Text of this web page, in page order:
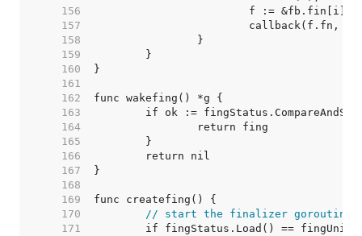
   156
   157
   158
   159
   160
   161
   162
   163
   164
   165
   166
   167
   168
   169
   170
// start the finalizer goroutine
   171